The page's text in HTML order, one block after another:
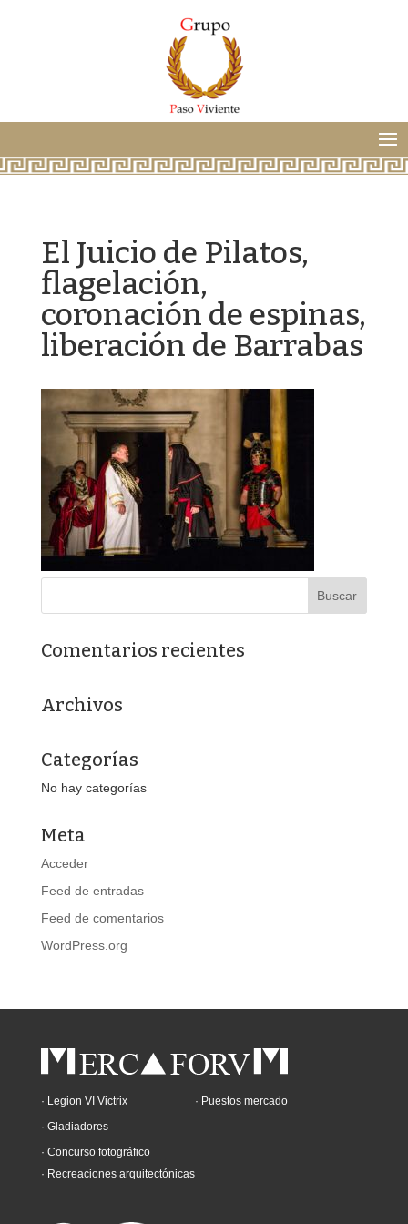
El Juicio de Pilatos,
flagelación,
coronación de espinas,
liberación de Barrabas
Comentarios recientes
Archivos
Categorías
No hay categorías
Meta
Acceder
Feed de entradas
Feed de comentarios
WordPress.org
· Legion VI Victrix
· Puestos mercado
· Gladiadores
· Concurso fotográfico
· Recreaciones arquitectónicas